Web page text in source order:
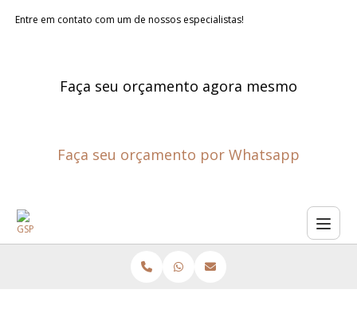
Entre em contato com um de nossos especialistas!
Faça seu orçamento agora mesmo
Faça seu orçamento por Whatsapp